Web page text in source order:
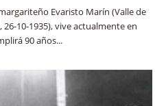
Evaristo Marín (Valle de
10-1935), vive actualmente en
90 años...